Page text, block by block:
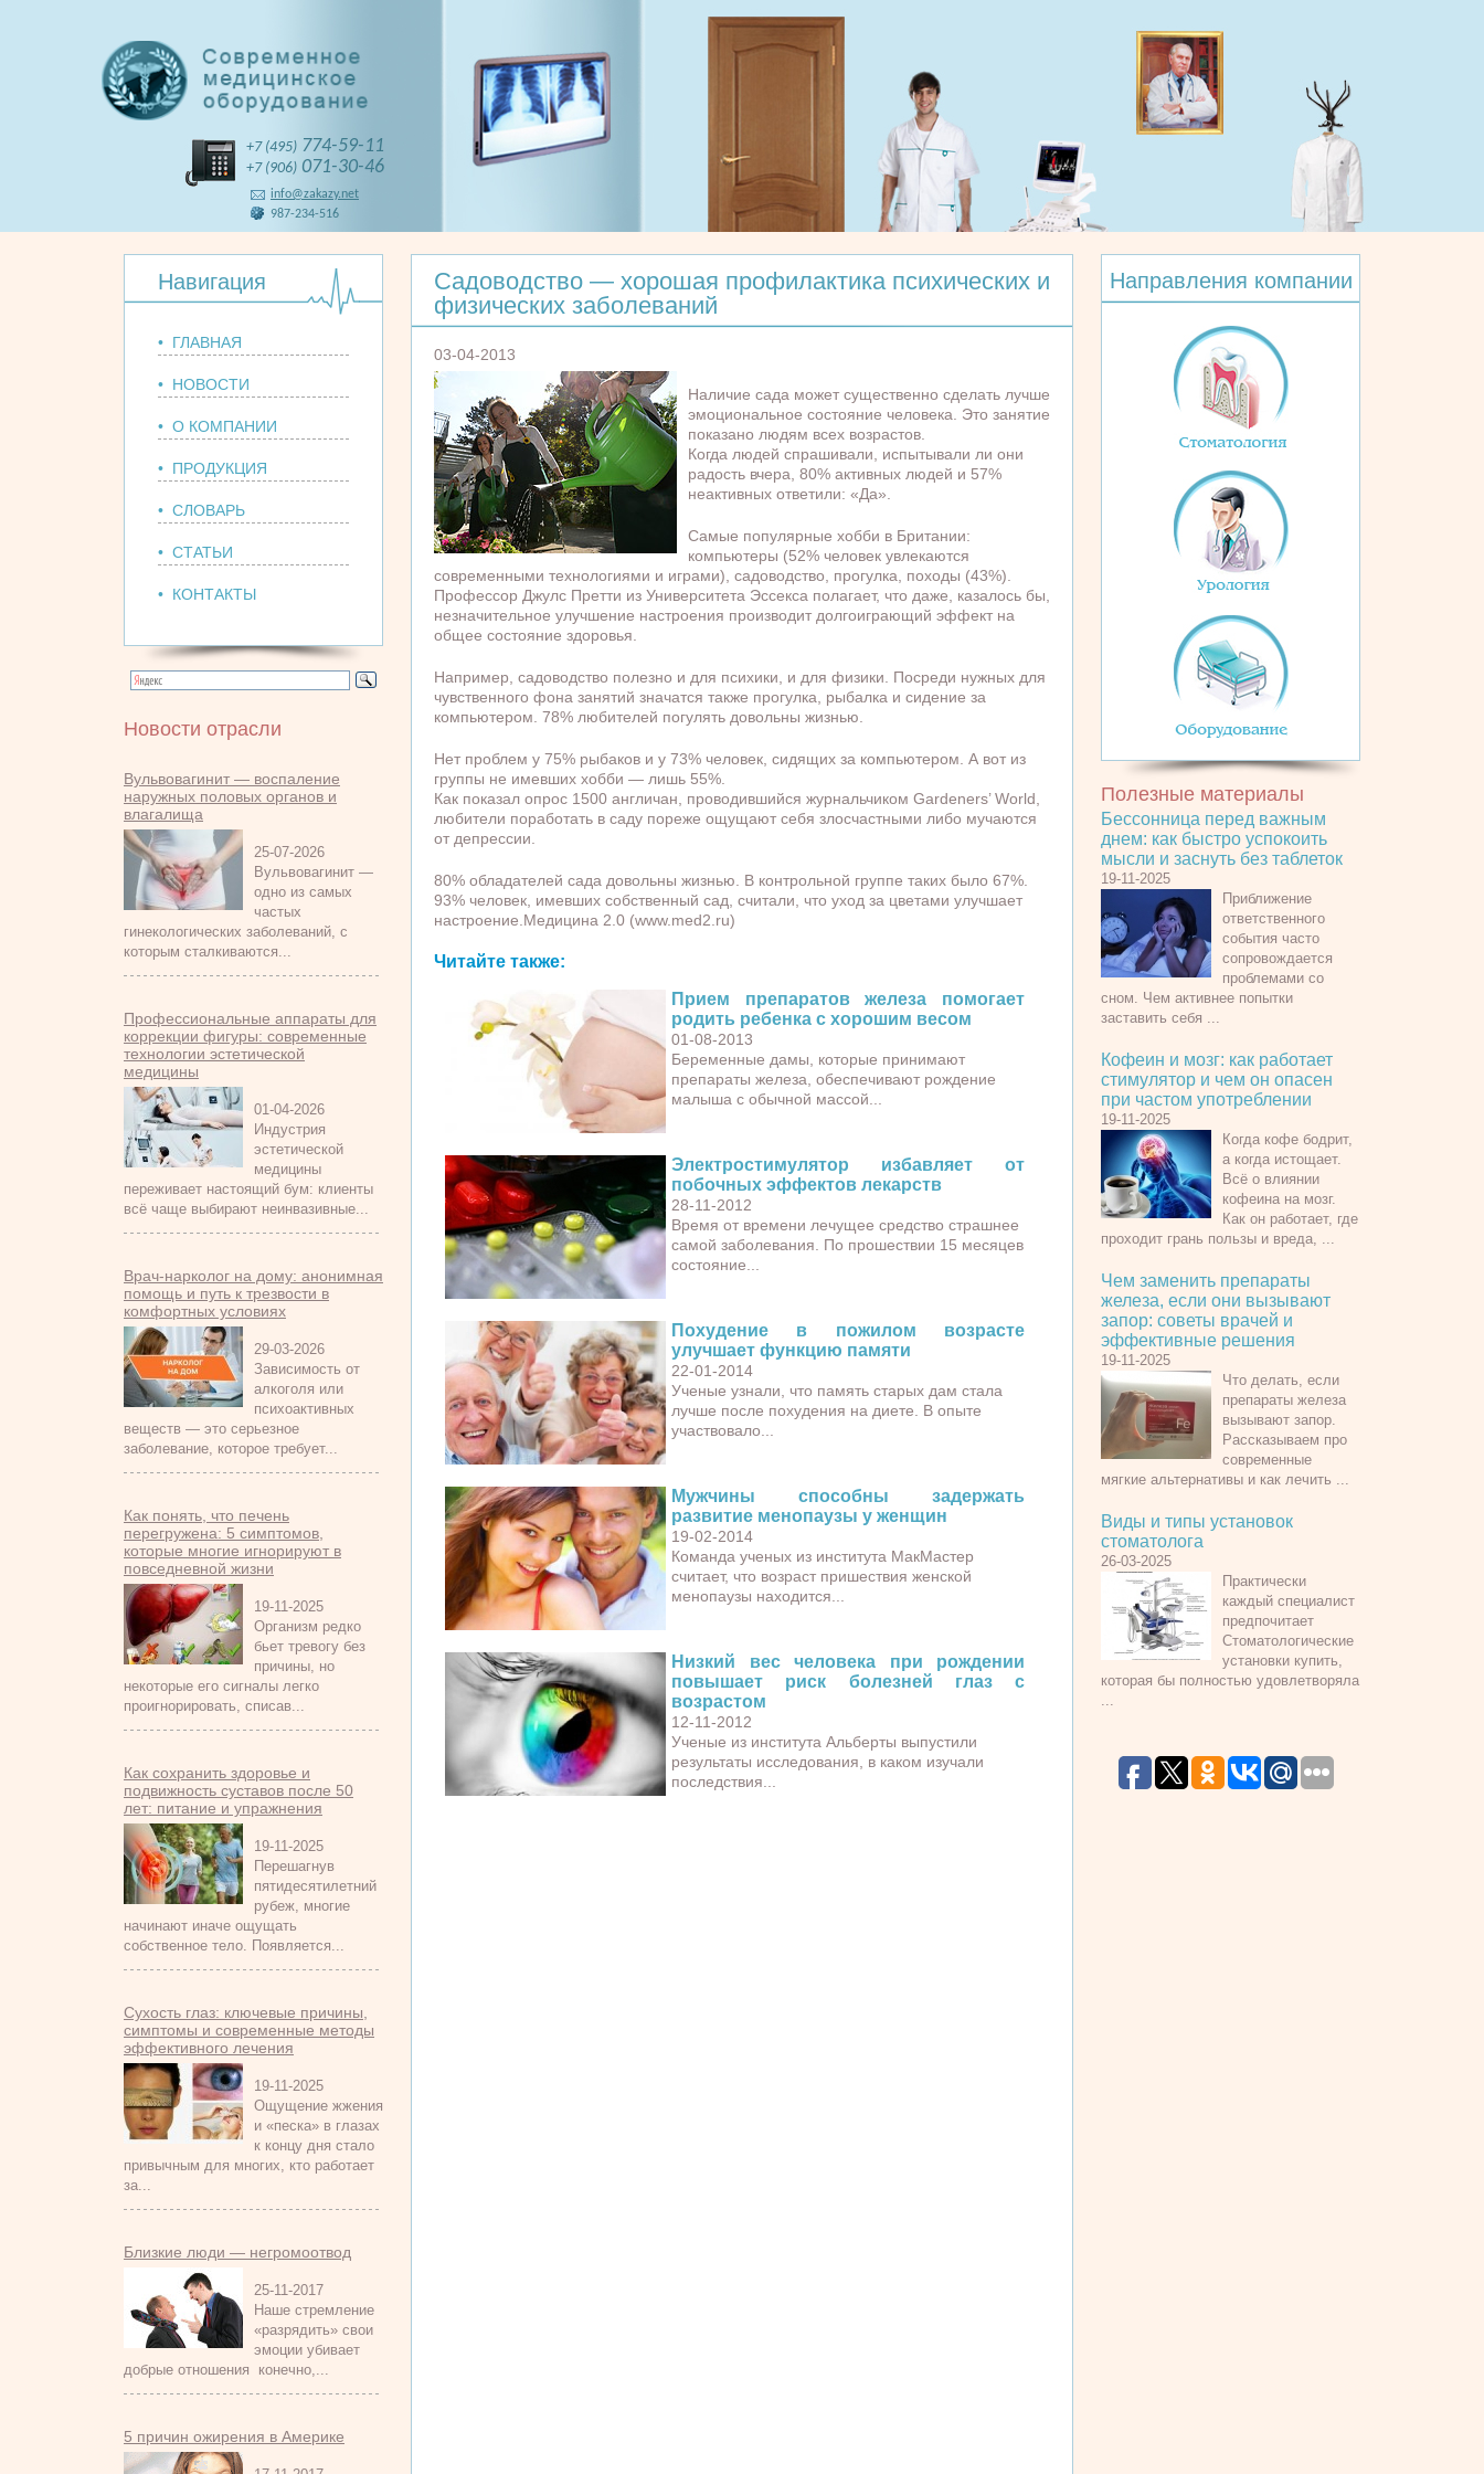
+7 (495) 774-59-11
+7 (906) 071-30-46
info@zakazy.net
987-234-516
Навигация
• ГЛАВНАЯ
• НОВОСТИ
• О КОМПАНИИ
• ПРОДУКЦИЯ
• СЛОВАРЬ
• СТАТЬИ
• КОНТАКТЫ
Новости отрасли
Вульвовагинит — воспаление
наружных половых органов и
влагалища
25-07-2026
Вульвовагинит —
одно из самых
частых
гинекологических заболеваний, с
которым сталкиваются...
Профессиональные аппараты для
коррекции фигуры: современные
технологии эстетической
медицины
01-04-2026
Индустрия
эстетической
медицины
переживает настоящий бум: клиенты
всё чаще выбирают неинвазивные...
Врач-нарколог на дому: анонимная
помощь и путь к трезвости в
комфортных условиях
29-03-2026
Зависимость от
алкоголя или
психоактивных
веществ — это серьезное
заболевание, которое требует...
Как понять, что печень
перегружена: 5 симптомов,
которые многие игнорируют в
повседневной жизни
19-11-2025
Организм редко
бьет тревогу без
причины, но
некоторые его сигналы легко
проигнорировать, списав...
Как сохранить здоровье и
подвижность суставов после 50
лет: питание и упражнения
19-11-2025
Перешагнув
пятидесятилетний
рубеж, многие
начинают иначе ощущать
собственное тело. Появляется...
Сухость глаз: ключевые причины,
симптомы и современные методы
эффективного лечения
19-11-2025
Ощущение жжения
и «песка» в глазах
к концу дня стало
привычным для многих, кто работает
за...
Близкие люди — негромоотвод
25-11-2017
Наше стремление
«разрядить» свои
эмоции убивает
добрые отношения конечно,...
5 причин ожирения в Америке
Садоводство — хорошая профилактика психических и
физических заболеваний
03-04-2013
Наличие сада может существенно сделать лучше
эмоциональное состояние человека. Это занятие
показано людям всех возрастов.
Когда людей спрашивали, испытывали ли они
радость вчера, 80% активных людей и 57%
неактивных ответили: «Да».
Самые популярные хобби в Британии:
компьютеры (52% человек увлекаются
современными технологиями и играми), садоводство, прогулка, походы (43%).
Профессор Джулс Претти из Университета Эссекса полагает, что даже, казалось бы,
незначительное улучшение настроения производит долгоиграющий эффект на
общее состояние здоровья.
Например, садоводство полезно и для психики, и для физики. Посреди нужных для
чувственного фона занятий значатся также прогулка, рыбалка и сидение за
компьютером. 78% любителей погулять довольны жизнью.
Нет проблем у 75% рыбаков и у 73% человек, сидящих за компьютером. А вот из
группы не имевших хобби — лишь 55%.
Как показал опрос 1500 англичан, проводившийся журнальчиком Gardeners’ World,
любители поработать в саду пореже ощущают себя злосчастными либо мучаются
от депрессии.
80% обладателей сада довольны жизнью. В контрольной группе таких было 67%.
93% человек, имевших собственный сад, считали, что уход за цветами улучшает
настроение.Медицина 2.0 (www.med2.ru)
Читайте также:
Прием препаратов железа помогает
родить ребенка с хорошим весом
01-08-2013
Беременные дамы, которые принимают
препараты железа, обеспечивают рождение
малыша с обычной массой...
Электростимулятор избавляет от
побочных эффектов лекарств
28-11-2012
Время от времени лечущее средство страшнее
самой заболевания. По прошествии 15 месяцев
состояние...
Похудение в пожилом возрасте
улучшает функцию памяти
22-01-2014
Ученые узнали, что память старых дам стала
лучше после похудения на диете. В опыте
участвовало...
Мужчины способны задержать
развитие менопаузы у женщин
19-02-2014
Команда ученых из института МакМастер
считает, что возраст пришествия женской
менопаузы находится...
Низкий вес человека при рождении
повышает риск болезней глаз с
возрастом
12-11-2012
Ученые из института Альберты выпустили
результаты исследования, в каком изучали
последствия...
Направления компании
Полезные материалы
Бессонница перед важным
днем: как быстро успокоить
мысли и заснуть без таблеток
19-11-2025
Приближение
ответственного
события часто
сопровождается
проблемами со
сном. Чем активнее попытки
заставить себя ...
Кофеин и мозг: как работает
стимулятор и чем он опасен
при частом употреблении
19-11-2025
Когда кофе бодрит,
а когда истощает.
Всё о влиянии
кофеина на мозг.
Как он работает, где
проходит грань пользы и вреда, ...
Чем заменить препараты
железа, если они вызывают
запор: советы врачей и
эффективные решения
19-11-2025
Что делать, если
препараты железа
вызывают запор.
Рассказываем про
современные
мягкие альтернативы и как лечить ...
Виды и типы установок
стоматолога
26-03-2025
Практически
каждый специалист
предпочитает
Стоматологические
установки купить,
которая бы полностью удовлетворяла
...